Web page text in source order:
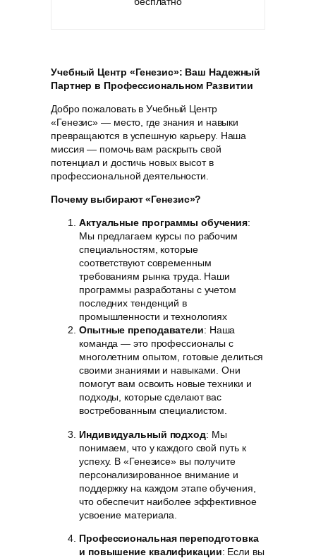
Учебный Центр «Генезис»: Ваш Надежный
Партнер в Профессиональном Развитии
Добро пожаловать в Учебный Центр
«Генезис» — место, где знания и навыки
превращаются в успешную карьеру. Наша
миссия — помочь вам раскрыть свой
потенциал и достичь новых высот в
профессиональной деятельности.
Почему выбирают «Генезис»?
Актуальные программы обучения:
Мы предлагаем курсы по рабочим
специальностям, которые
соответствуют современным
требованиям рынка труда. Наши
программы разработаны с учетом
последних тенденций в
промышленности и технологиях
Опытные преподаватели: Наша
команда — это профессионалы с
многолетним опытом, готовые делиться
своими знаниями и навыками. Они
помогут вам освоить новые техники и
подходы, которые сделают вас
востребованным специалистом.
Индивидуальный подход: Мы
понимаем, что у каждого свой путь к
успеху. В «Генезисе» вы получите
персонализированное внимание и
поддержку на каждом этапе обучения,
что обеспечит наиболее эффективное
усвоение материала.
Профессиональная переподготовка
и повышение квалификации: Если вы